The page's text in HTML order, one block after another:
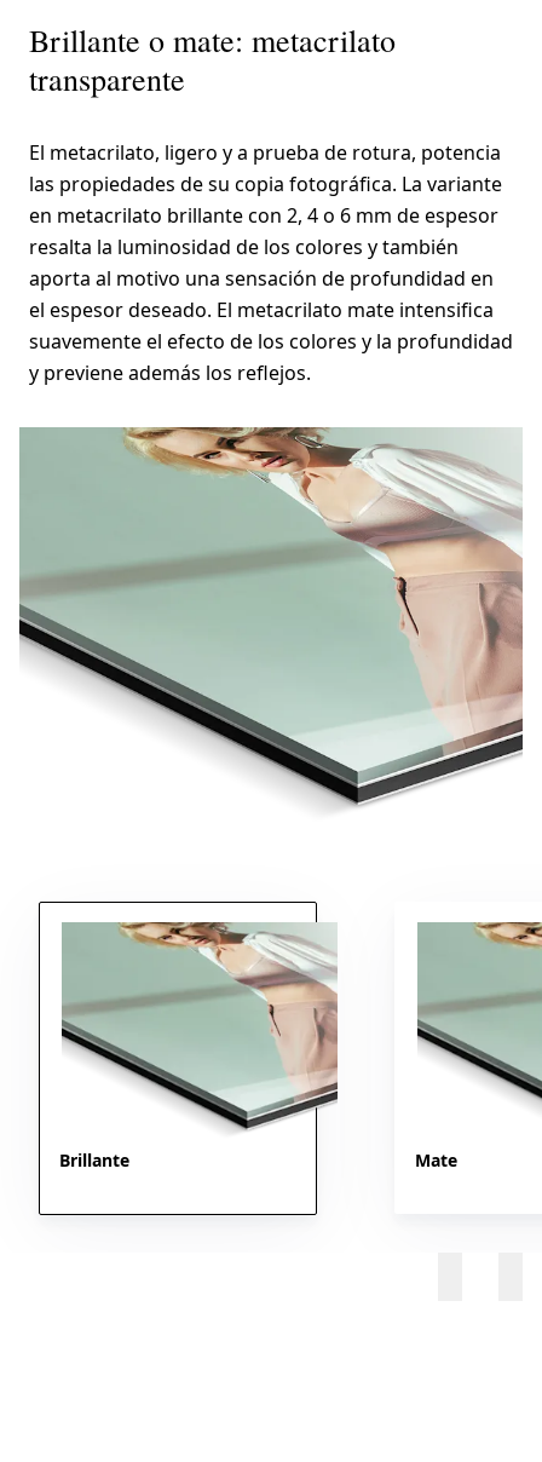
Brillante o mate: metacrilato
transparente
El metacrilato, ligero y a prueba de rotura, potencia
las propiedades de su copia fotográfica. La variante
en metacrilato brillante con 2, 4 o 6 mm de espesor
resalta la luminosidad de los colores y también
aporta al motivo una sensación de profundidad en
el espesor deseado. El metacrilato mate intensifica
suavemente el efecto de los colores y la profundidad
y previene además los reflejos.
Brillante Mate